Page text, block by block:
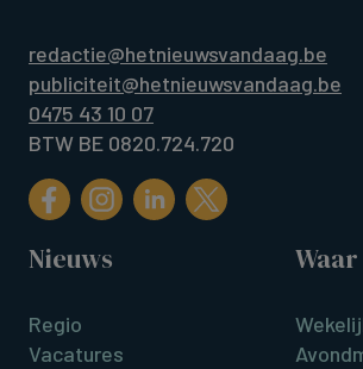
redactie@hetnieuwsvandaag.be
publiciteit@hetnieuwsvandaag.be
0475 43 10 07
BTW BE 0820.724.720
Nieuws
Regio
Vacatures